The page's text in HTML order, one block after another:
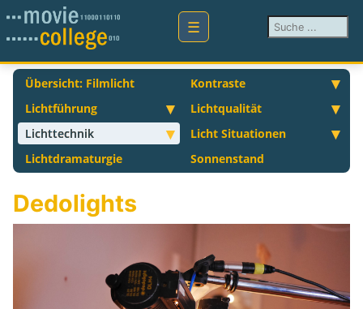
Suchen ...
Übersicht: Filmlicht
Kontraste
Lichtführung
Lichtqualität
Lichttechnik
Licht Situationen
Lichtdramaturgie
Sonnenstand
Dedolights